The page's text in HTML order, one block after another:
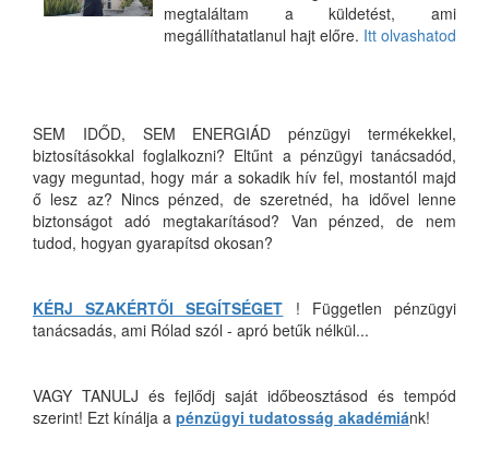
megtaláltam a küldetést, ami
megállíthatatlanul hajt előre. Itt olvashatod
SEM IDŐD, SEM ENERGIÁD pénzügyi termékekkel,
biztosításokkal foglalkozni? Eltűnt a pénzügyi tanácsadód,
vagy meguntad, hogy már a sokadik hív fel, mostantól majd
ő lesz az? Nincs pénzed, de szeretnéd, ha idővel lenne
biztonságot adó megtakarításod? Van pénzed, de nem
tudod, hogyan gyarapítsd okosan?
KÉRJ SZAKÉRTŐI SEGÍTSÉGET ! Független pénzügyi
tanácsadás, ami Rólad szól - apró betűk nélkül...
VAGY TANULJ és fejlődj saját időbeosztásod és tempód
szerint! Ezt kínálja a pénzügyi tudatosság akadémiánk!